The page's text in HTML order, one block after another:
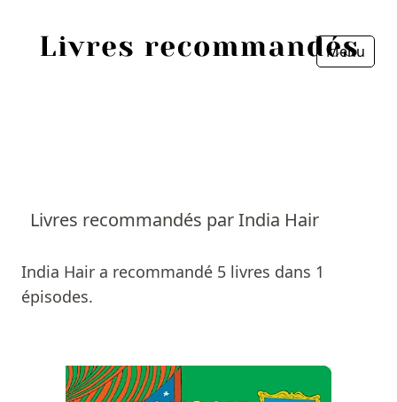
Menu
Livres recommandés par India Hair
India Hair a recommandé 5 livres dans 1
épisodes.
Livres
Prix littéraires
Fermer